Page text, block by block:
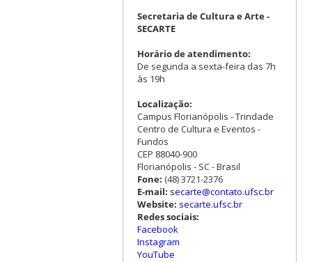
Secretaria de Cultura e Arte -
SECARTE
Horário de atendimento:
De segunda a sexta-feira das 7h
às 19h
Localização:
Campus Florianópolis - Trindade
Centro de Cultura e Eventos -
Fundos
CEP 88040-900
Florianópolis - SC - Brasil
Fone: (48) 3721-2376
E-mail: secarte@contato.ufsc.br
Website: secarte.ufsc.br
Redes sociais:
Facebook
Instagram
YouTube